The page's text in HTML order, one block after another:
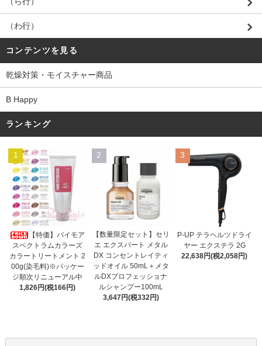
（わ行）
コンテンツを見る
乾燥対策・モイスチャー商品
B Happy
ランキング
1
【特価】パイモア
スペクトラムカラーズ
カラートリートメント 2
00g(染毛料)※パッケー
ジ順次リニューアル中
1,826円(税166円)
2
【数量限定セット】セリ
エ エクスパート メタル
DX コンセントレイティ
ッドオイル 50mL＋メタ
ルDXプロフェッショナ
ルシャンプー100mL
3,647円(税332円)
3
P-UP テラヘルツドライ
ヤー エクステラ 2G
22,638円(税2,058円)